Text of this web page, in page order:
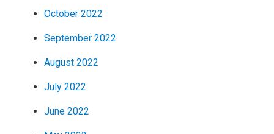
October 2022
September 2022
August 2022
July 2022
June 2022